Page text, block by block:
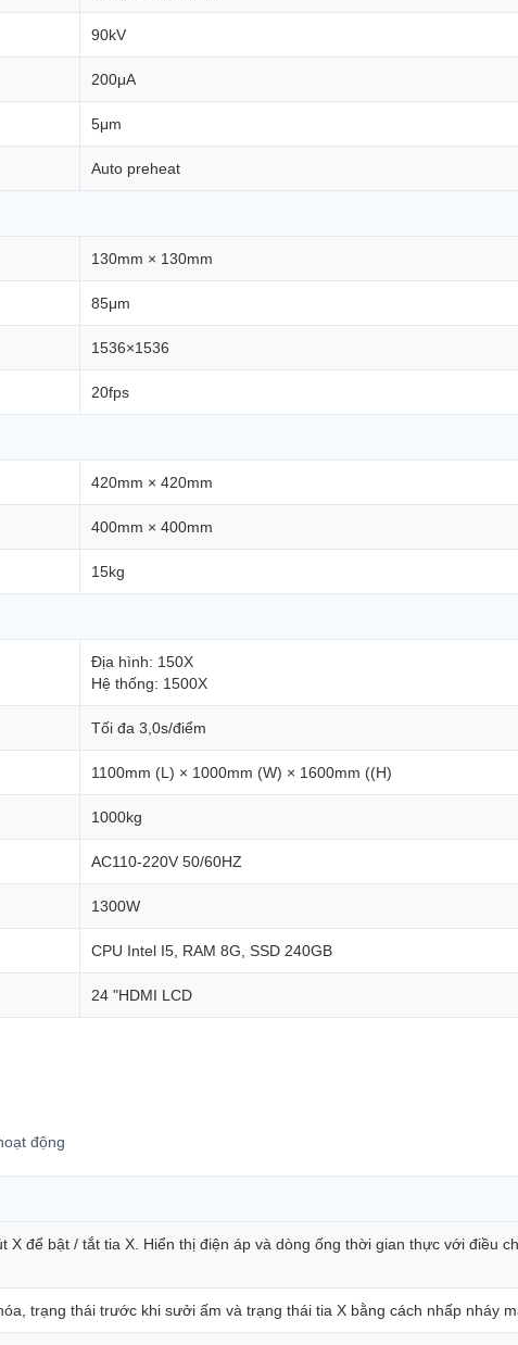
90kV
200μA
5μm
Auto preheat
130mm × 130mm
85μm
1536×1536
20fps
420mm × 420mm
400mm × 400mm
15kg
Địa hình: 150X
Hệ thống: 1500X
Tối đa 3,0s/điểm
1100mm (L) × 1000mm (W) × 1600mm ((H)
1000kg
AC110-220V 50/60HZ
1300W
CPU Intel I5, RAM 8G, SSD 240GB
24 "HDMI LCD
động
X để bật / tắt tia X. Hiển thị điện áp và dòng ống thời gian thực với điều
trạng thái trước khi sưởi ấm và trạng thái tia X bằng cách nhấp nháy